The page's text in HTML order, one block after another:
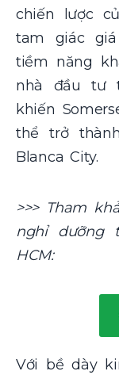
chiến lược
tam giác
tiềm năng
nhà đầu tư
khiến
thể trở
Blanca City.
>>> Tham
nghỉ dưỡng
HCM:
Với bề dày